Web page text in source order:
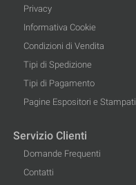
Privacy
Informativa Cookie
Condizioni di Vendita
Tipi di Spedizione
Tipi di Pagamento
Pagine Espositori e Stampati
Servizio Clienti
Domande Frequenti
Contatti